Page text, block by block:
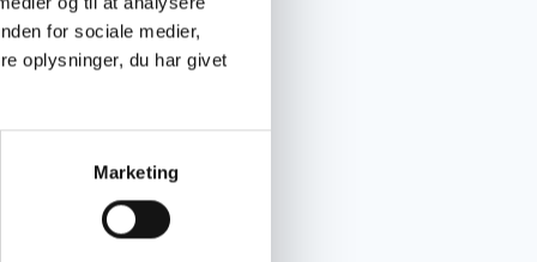
for sociale medier,
oplysninger, du har givet
Marketing